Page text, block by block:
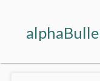
alphaBulle